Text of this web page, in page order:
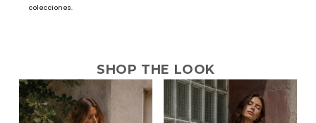
colecciones.
SHOP THE LOOK